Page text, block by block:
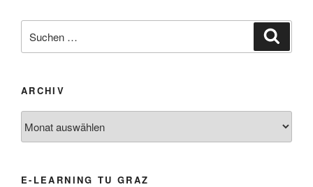
nach:
ARCHIV
E-LEARNING TU GRAZ